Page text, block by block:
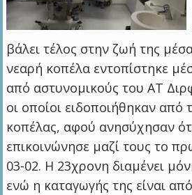
βάλει τέλος στην ζωή της
νεαρή κοπέλα εντοπίστηκε
από αστυνομικούς του ΑΤ
οι οποίοι ειδοποιήθηκαν από
κοπέλας, αφού ανησύχησαν
επικοινώνησε μαζί τους το
03-02. Η 23χρονη διαμένει
ενώ η καταγωγής της είναι